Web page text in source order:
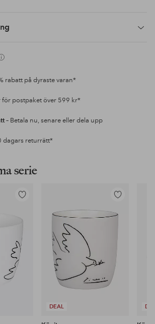
rabatt på dyraste varan*
för postpaket över 599 kr*
– Betala nu, senare eller dela upp
dagars returrätt*
serie
Lägg
DEAL
Lägg
i